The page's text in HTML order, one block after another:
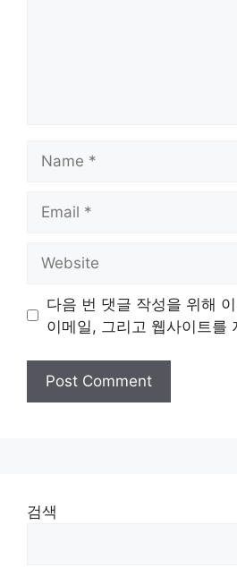
다음 번 댓글 작성을 위해
이메일, 그리고 웹사이트를
검색